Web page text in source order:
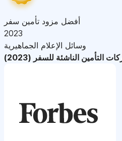
أفضل مزود تأمين سفر
2023
وسائل الإعلام الجماهيرية
الناشئة للسفر (2023)